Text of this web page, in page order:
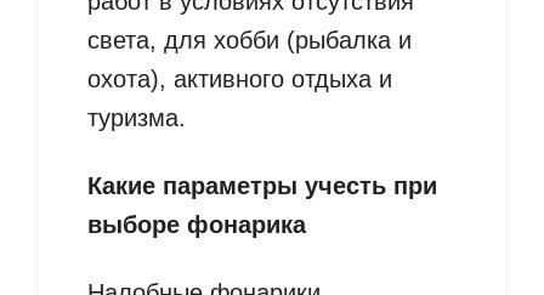
света, для хобби (рыбалка и
охота), активного отдыха и
туризма.
Какие параметры учесть при
выборе фонарика